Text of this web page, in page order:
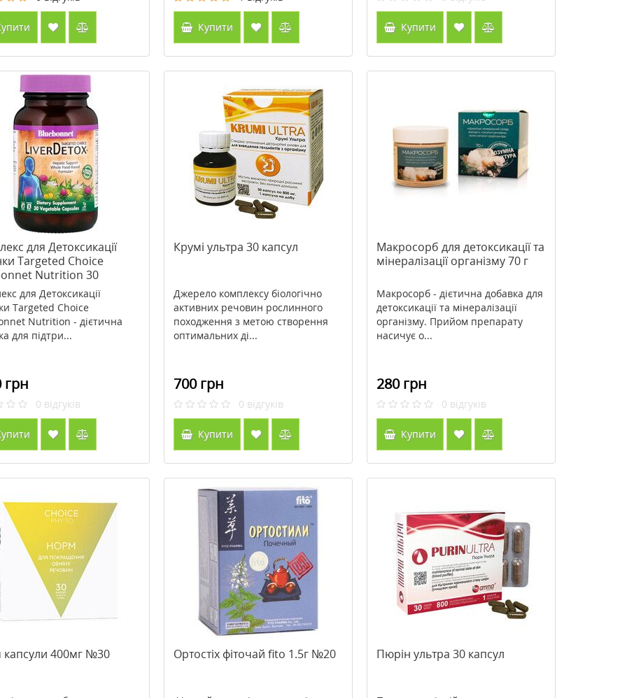
Купити Купити
для Детоксикації
Targeted Choice
Nutrition 30
капсул
для Детоксикації
Targeted Choice
Nutrition - дієтична
для підтри...
грн
0 відгуків
Крумі ультра 30 капсул
Джерело комплексу біологічно
активних речовин рослинного
походження з метою створення
оптимальних ді...
700 грн
0 відгуків
Купити
Макросорб для детоксикації та
мінералізації організму 70 г
Макросорб - дієтична добавка для
детоксикації та мінералізації
організму. Прийом препарату
насичує о...
280 грн
0 відгуків
Купити
400мг №30 Ортостіх фіточай fito 1.5г №20 Пюрін ультра 30 капсул